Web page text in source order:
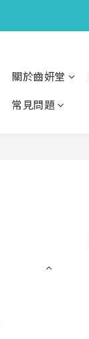
關於齒妍堂
常見問題